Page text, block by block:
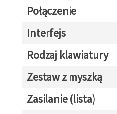
Połączenie
Interfejs
Rodzaj klawiatury
Zestaw z myszką
Zasilanie (lista)